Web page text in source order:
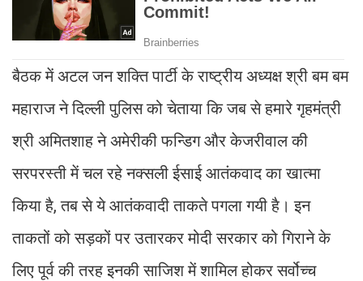
बैठक में अटल जन शक्ति पार्टी के राष्ट्रीय अध्यक्ष श्री बम बम
महाराज ने दिल्ली पुलिस को चेताया कि जब से हमारे गृहमंत्री
श्री अमितशाह ने अमेरीकी फन्डिग और केजरीवाल की
सरपरस्ती में चल रहे नक्सली ईसाई आतंकवाद का खात्मा
किया है, तब से ये आतंकवादी ताकते पगला गयी है। इन
ताकतों को सड़कों पर उतारकर मोदी सरकार को गिराने के
लिए पूर्व की तरह इनकी साजिश में शामिल होकर सर्वोच्च